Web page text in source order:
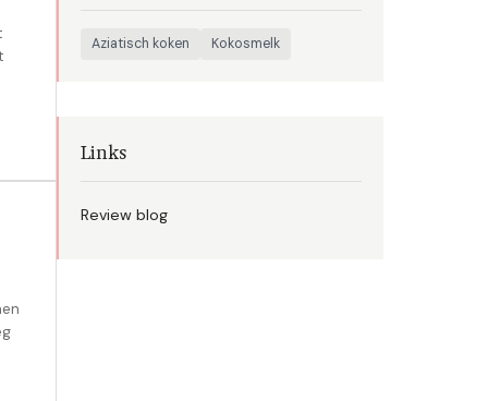
Aziatisch koken Kokosmelk
Links
Review blog